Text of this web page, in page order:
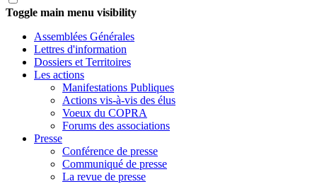
Toggle main menu visibility
Assemblées Générales
Lettres d'information
Dossiers et Territoires
Les actions
Manifestations Publiques
Actions vis-à-vis des élus
Voeux du COPRA
Forums des associations
Presse
Conférence de presse
Communiqué de presse
La revue de presse